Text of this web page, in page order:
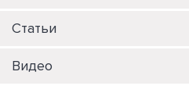
Статьи
Видео